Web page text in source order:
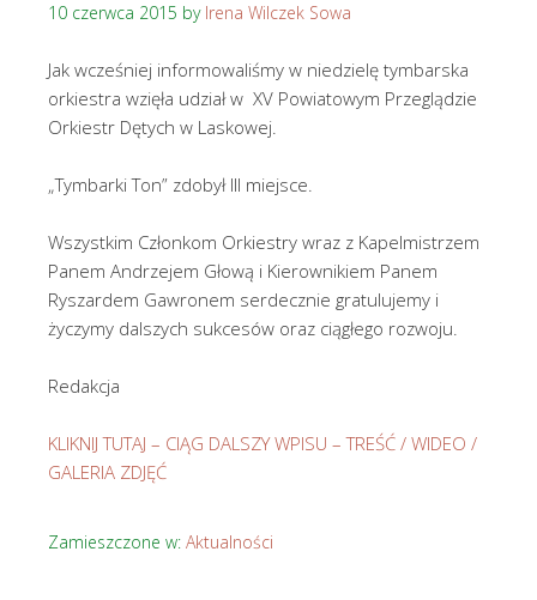
10 czerwca 2015 by Irena Wilczek Sowa
Jak wcześniej informowaliśmy w niedzielę tymbarska
orkiestra wzięła udział w XV Powiatowym Przeglądzie
Orkiestr Dętych w Laskowej.
„Tymbarki Ton” zdobył III miejsce.
Wszystkim Członkom Orkiestry wraz z Kapelmistrzem
Panem Andrzejem Głową i Kierownikiem Panem
Ryszardem Gawronem serdecznie gratulujemy i
życzymy dalszych sukcesów oraz ciągłego rozwoju.
Redakcja
KLIKNIJ TUTAJ – CIĄG DALSZY WPISU – TREŚĆ / WIDEO /
GALERIA ZDJĘĆ
Zamieszczone w: Aktualności